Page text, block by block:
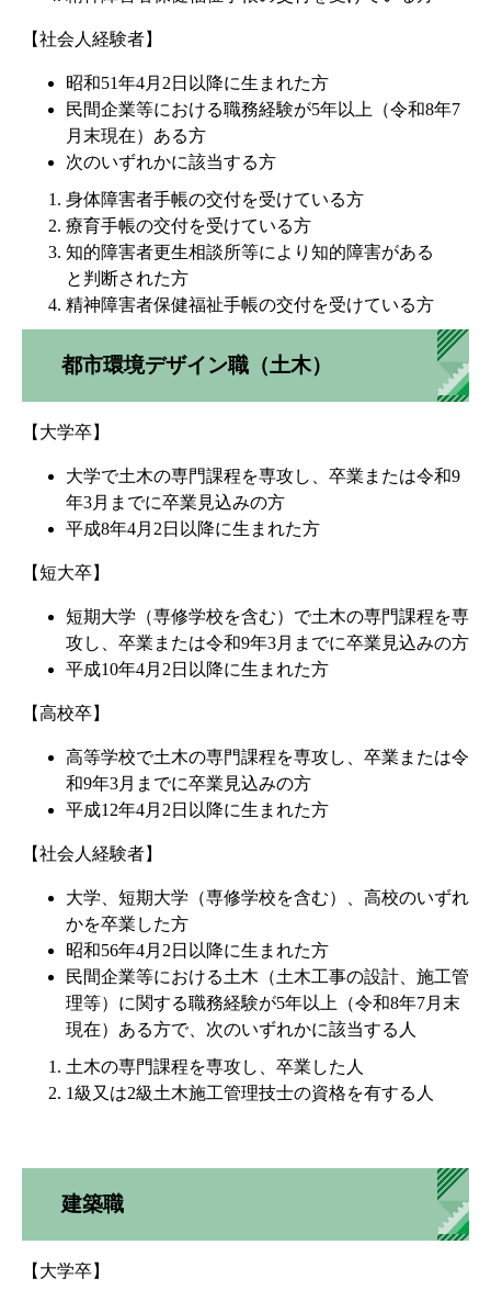
【社会人経験者】
昭和51年4月2日以降に生まれた方
民間企業等における職務経験が5年以上（令和8年7
月末現在）ある方
次のいずれかに該当する方
身体障害者手帳の交付を受けている方
療育手帳の交付を受けている方
知的障害者更生相談所等により知的障害がある
と判断された方
精神障害者保健福祉手帳の交付を受けている方
都市環境デザイン職（土木）
【大学卒】
大学で土木の専門課程を専攻し、卒業または令和9
年3月までに卒業見込みの方
平成8年4月2日以降に生まれた方
【短大卒】
短期大学（専修学校を含む）で土木の専門課程を専
攻し、卒業または令和9年3月までに卒業見込みの方
平成10年4月2日以降に生まれた方
【高校卒】
高等学校で土木の専門課程を専攻し、卒業または令
和9年3月までに卒業見込みの方
平成12年4月2日以降に生まれた方
【社会人経験者】
大学、短期大学（専修学校を含む）、高校のいずれ
かを卒業した方
昭和56年4月2日以降に生まれた方
民間企業等における土木（土木工事の設計、施工管
理等）に関する職務経験が5年以上（令和8年7月末
現在）ある方で、次のいずれかに該当する人
土木の専門課程を専攻し、卒業した人
1級又は2級土木施工管理技士の資格を有する人
建築職
【大学卒】